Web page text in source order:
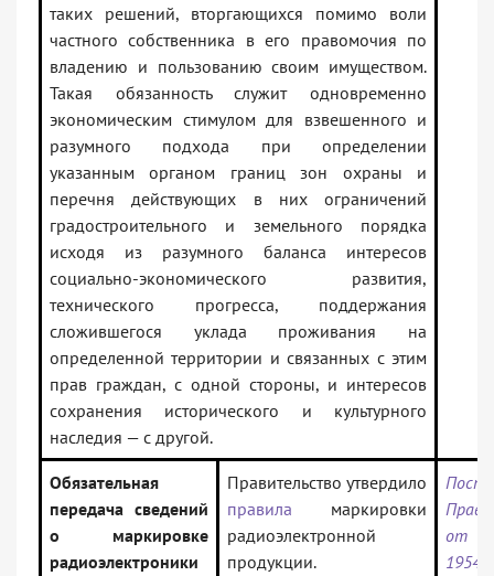
таких решений, вторгающихся помимо воли
частного собственника в его правомочия по
владению и пользованию своим имуществом.
Такая обязанность служит одновременно
экономическим стимулом для взвешенного и
разумного подхода при определении
указанным органом границ зон охраны и
перечня действующих в них ограничений
градостроительного и земельного порядка
исходя из разумного баланса интересов
социально-экономического развития,
технического прогресса, поддержания
сложившегося уклада проживания на
определенной территории и связанных с этим
прав граждан, с одной стороны, и интересов
сохранения исторического и культурного
наследия — с другой.
Обязательная
передача сведений
о маркировке
радиоэлектроники
Правительство утвердило
правила маркировки
радиоэлектронной
продукции.
от
1954